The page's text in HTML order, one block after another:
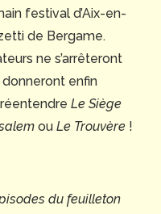
festival d’Aix-en-
de Bergame.
ne s’arrêteront
enfin
Le Siège
ou Le Trouvère !
du feuilleton